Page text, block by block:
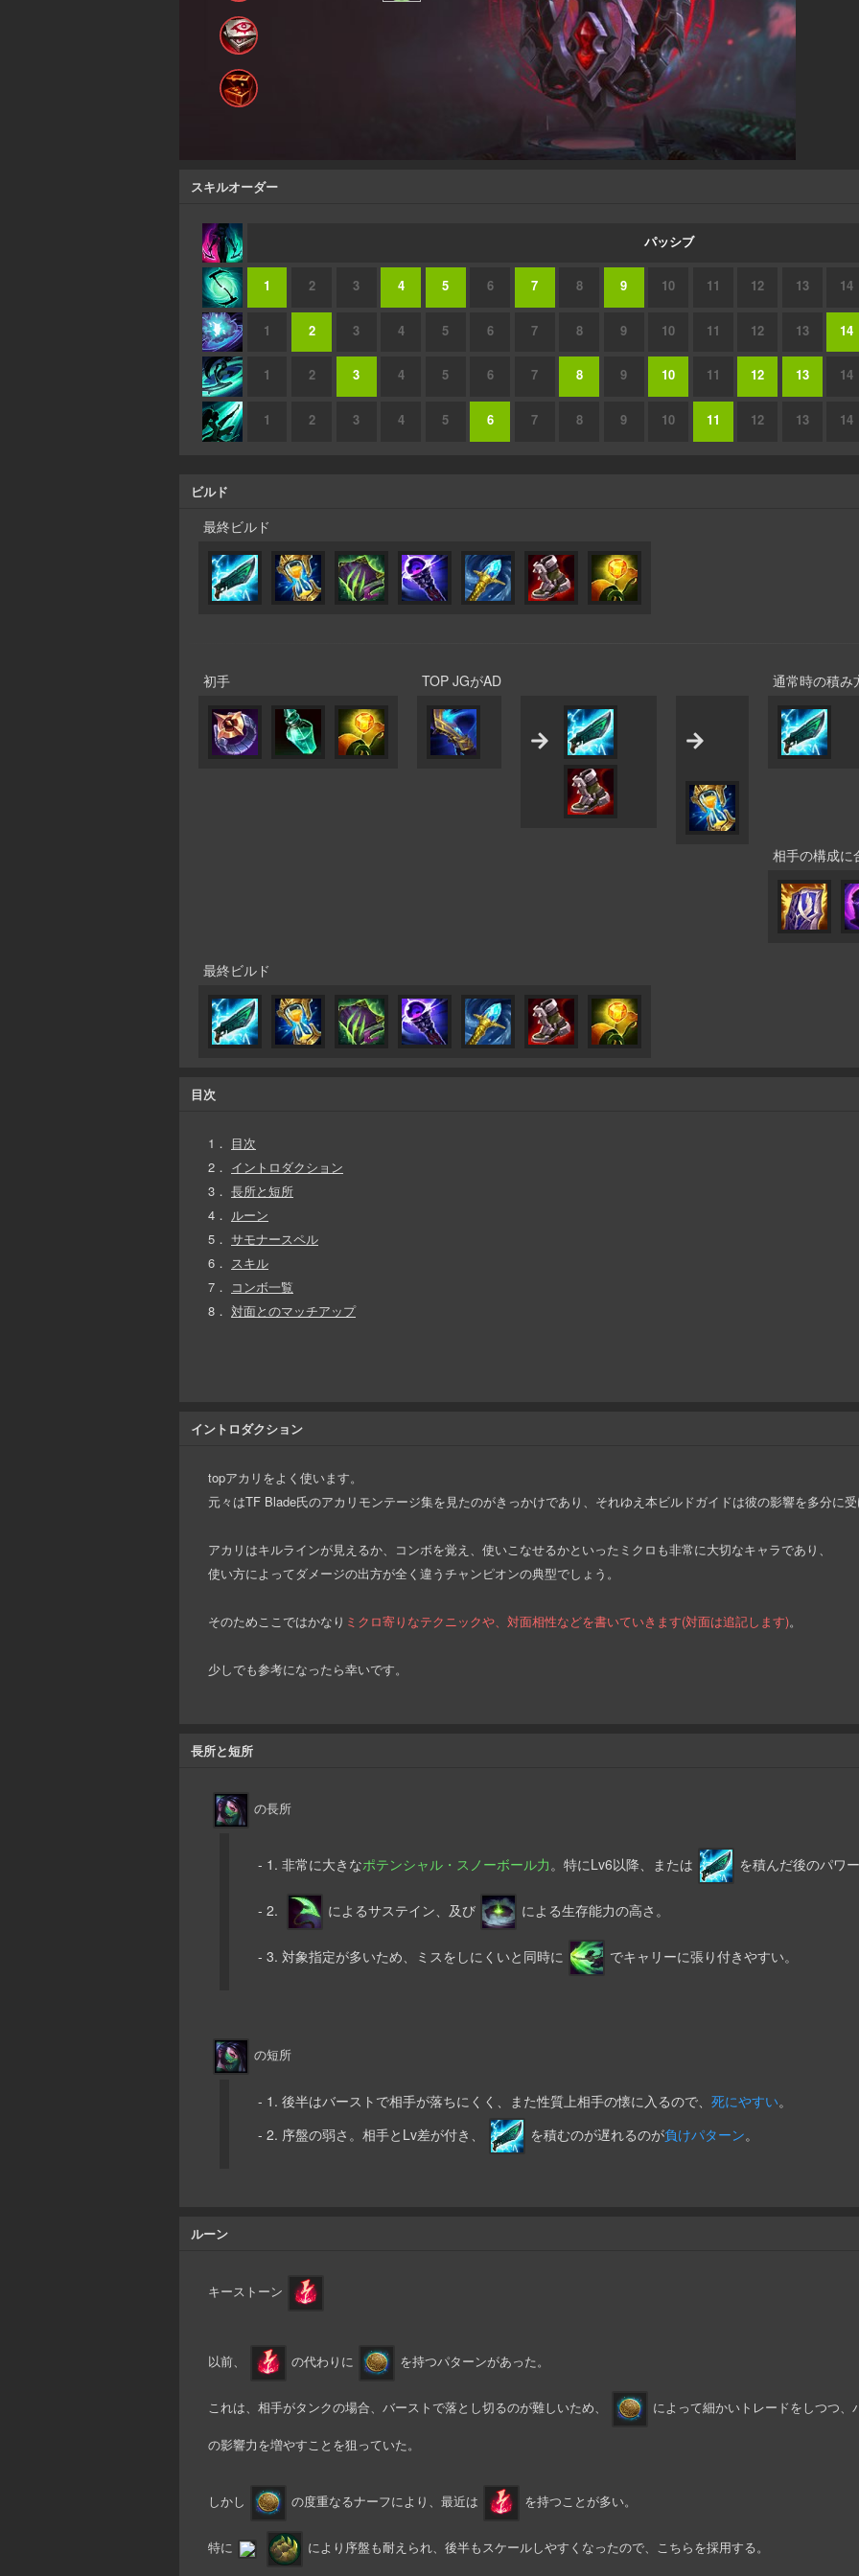
スキルオーダー
パッシブ
1 2 3 4 5 6 7 8 9 10 11 12 13 14
1 2 3 4 5 6 7 8 9 10 11 12 13 14
1 2 3 4 5 6 7 8 9 10 11 12 13 14
1 2 3 4 5 6 7 8 9 10 11 12 13 14
ビルド
最終ビルド
初手 TOP JGがAD 通常時の積み
相手の構成に
最終ビルド
目次
1． 目次
2． イントロダクション
3． 長所と短所
4． ルーン
5． サモナースペル
6． スキル
7． コンボ一覧
8． 対面とのマッチアップ
イントロダクション
topアカリをよく使います。
元々はTF Blade氏のアカリモンテージ集を見たのがきっかけであり、それゆえ本ビルドガイドは彼の影響を多分に受
アカリはキルラインが見えるか、コンボを覚え、使いこなせるかといったミクロも非常に大切なキャラであり、
使い方によってダメージの出方が全く違うチャンピオンの典型でしょう。
そのためここではかなり ミクロ寄りなテクニックや、対面相性などを書いていきます(対面は追記します)。
少しでも参考になったら幸いです。
長所と短所
の長所
- 1. 非常に大きなポテンシャル・スノーボール力 。特にLv6以降、または を積んだ後のパワー
- 2. によるサステイン、及び による生存能力の高さ。
- 3. 対象指定が多いため、ミスをしにくいと同時に でキャリーに張り付きやすい。
の短所
- 1. 後半はバーストで相手が落ちにくく、また性質上相手の懐に入るので、 死にやすい。
- 2. 序盤の弱さ。相手とLv差が付き、
を積むのが遅れるのが負けパターン。
ルーン
キーストーン
以前、 の代わりに を持つパターンがあった。
これは、相手がタンクの場合、バーストで落とし切るのが難しいため、 によって細かいトレードをしつつ
の影響力を増やすことを狙っていた。
しかし の度重なるナーフにより、最近は を持つことが多い。
特に により序盤も耐えられ、後半もスケールしやすくなったので、こちらを採用する。